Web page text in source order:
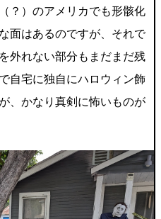
？）のアメリカでも形骸化
面はあるのですが、それで
外れない部分もまだまだ残
自宅に独自にハロウィン飾
、かなり真剣に怖いものが